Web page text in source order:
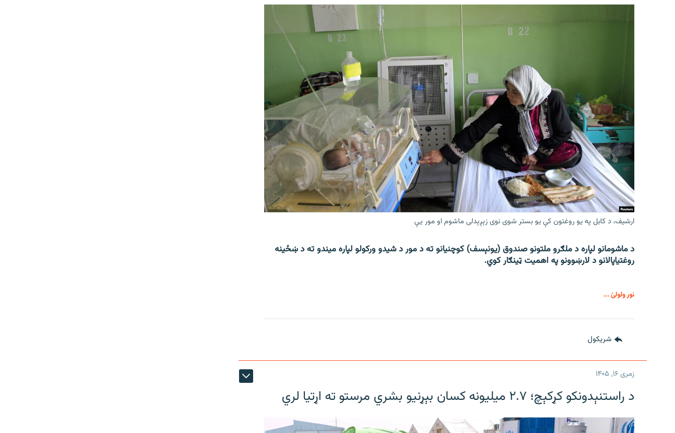
ارشیف، د کابل په یو روغتون کې یو بستر شوی نوی زېږېدلی ماشوم او مور یې
د ماشومانو لپاره د ملګرو ملتونو صندوق (یونېسف) کوچنیانو ته د مور د شیدو ورکولو لپاره میندو ته د ښځینه
روغتیاپالانو د لارښوونو په اهمیت ټینګار کوي.
نور ولولئ ...
شريکول
زمری ۱۶, ۱۴۰۵
د راستنېدونکو کړکېچ؛ ۲.۷ میلیونه کسان بېړنیو بشري مرستو ته اړتیا لري